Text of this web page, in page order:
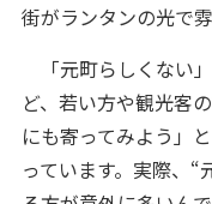
街がランタンの光で
「元町らしくない
ど、若い方や観光客
にも寄ってみよう」
っています。実際、